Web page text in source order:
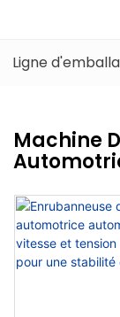
Ligne
Machine